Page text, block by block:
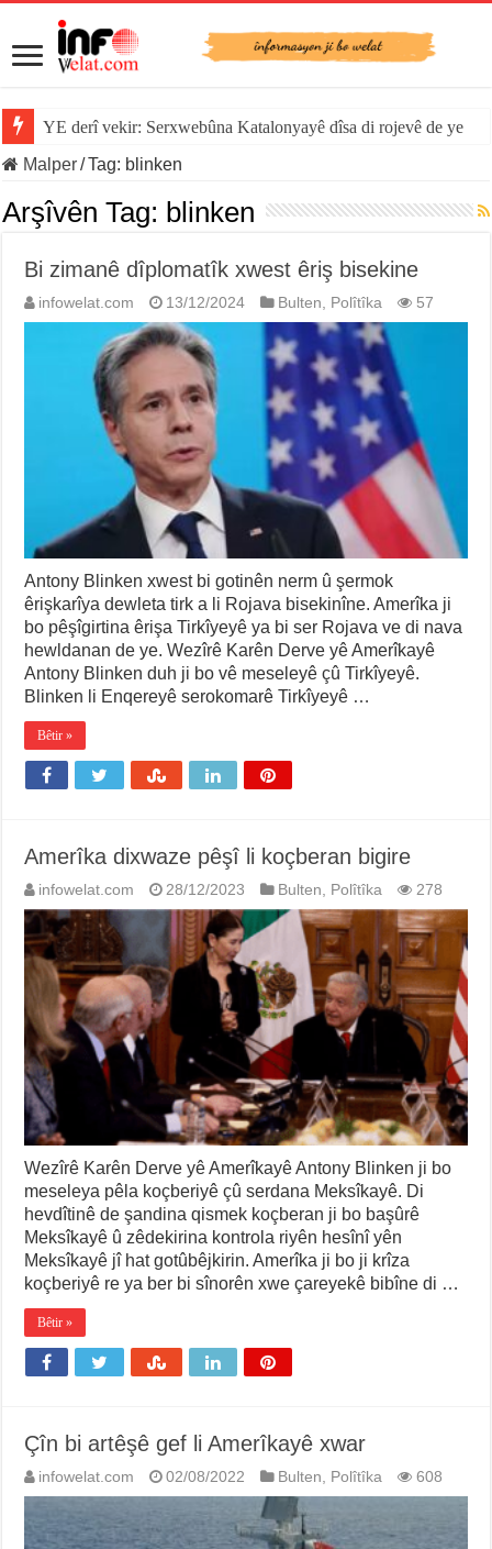
YE derî vekir: Serxwebûna Katalonyayê dîsa di rojevê de ye
Malper/Tag: blinken
Arşîvên Tag: blinken
Bi zimanê dîplomatîk xwest êriş bisekine
infowelat.com 13/12/2024 Bulten, Polîtîka 57
Antony Blinken xwest bi gotinên nerm û şermok
êrişkarîya dewleta tirk a li Rojava bisekinîne. Amerîka ji
bo pêşîgirtina êrişa Tirkîyeyê ya bi ser Rojava ve di nava
hewldanan de ye. Wezîrê Karên Derve yê Amerîkayê
Antony Blinken duh ji bo vê meseleyê çû Tirkîyeyê.
Blinken li Enqereyê serokomarê Tirkîyeyê …
Bêtir »
Amerîka dixwaze pêşî li koçberan bigire
infowelat.com 28/12/2023 Bulten, Polîtîka 278
Wezîrê Karên Derve yê Amerîkayê Antony Blinken ji bo
meseleya pêla koçberiyê çû serdana Meksîkayê. Di
hevdîtinê de şandina qismek koçberan ji bo başûrê
Meksîkayê û zêdekirina kontrola riyên hesînî yên
Meksîkayê jî hat gotûbêjkirin. Amerîka ji bo ji krîza
koçberiyê re ya ber bi sînorên xwe çareyekê bibîne di …
Bêtir »
Çîn bi artêşê gef li Amerîkayê xwar
infowelat.com 02/08/2022 Bulten Polîtîka 608